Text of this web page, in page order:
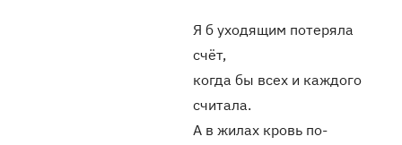
Я б уходящим потеряла
счёт,
когда бы всех и каждого
считала.
А в жилах кровь по-